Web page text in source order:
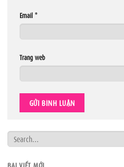
Email *
Trang web
BÀI VIẾT MỚI